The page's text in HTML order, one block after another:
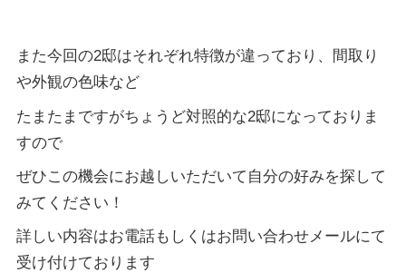
また今回の2邸はそれぞれ特徴が違っており、間取り
や外観の色味など
たまたまですがちょうど対照的な2邸になっておりま
すので
ぜひこの機会にお越しいただいて自分の好みを探して
みてください！
詳しい内容はお電話もしくはお問い合わせメールにて
受け付けております